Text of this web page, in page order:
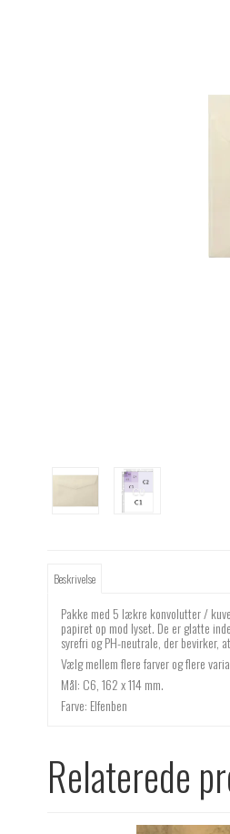
Beskrivelse
Pakke med 5 lækre konvolutter /
papiret op mod lyset. De er glatte
syrefri og PH-neutrale, der bevirker,
Vælg mellem flere farver og flere
Mål: C6, 162 x 114 mm.
Farve: Elfenben
Relaterede